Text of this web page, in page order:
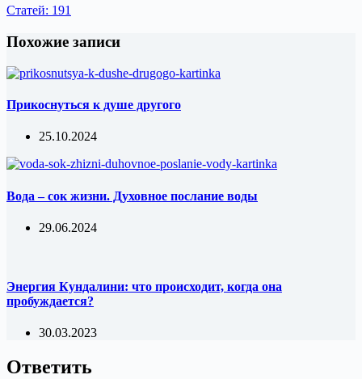
Статей: 191
Похожие записи
Прикоснуться к душе другого
25.10.2024
Вода – сок жизни. Духовное послание воды
29.06.2024
Энергия Кундалини: что происходит, когда она
пробуждается?
30.03.2023
Ответить